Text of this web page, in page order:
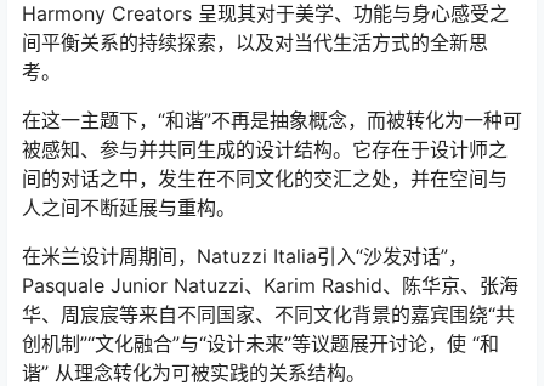
Harmony Creators 呈现其对于美学、功能与身心感受之
间平衡关系的持续探索，以及对当代生活方式的全新思
考。
在这一主题下，“和谐”不再是抽象概念，而被转化为一种可
被感知、参与并共同生成的设计结构。它存在于设计师之
间的对话之中，发生在不同文化的交汇之处，并在空间与
人之间不断延展与重构。
在米兰设计周期间，Natuzzi Italia引入“沙发对话”，
Pasquale Junior Natuzzi、Karim Rashid、陈华京、张海
华、周宸宸等来自不同国家、不同文化背景的嘉宾围绕“共
创机制”“文化融合”与“设计未来”等议题展开讨论，使 “和
谐” 从理念转化为可被实践的关系结构。